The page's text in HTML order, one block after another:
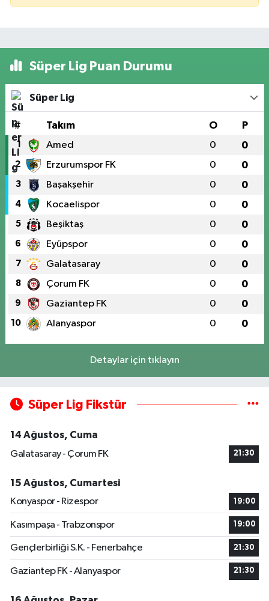
Süper Lig Puan Durumu
Süper Lig
# Takım O P
1 Amed 0 0
2 Erzurumspor FK 0 0
3 Başakşehir 0 0
4 Kocaelispor 0 0
5 Beşiktaş 0 0
6 Eyüpspor 0 0
7 Galatasaray 0 0
8 Çorum FK 0 0
9 Gaziantep FK 0 0
10 Alanyaspor 0 0
Detaylar için tıklayın
Süper Lig Fikstür
14 Ağustos, Cuma
Galatasaray - Çorum FK
21:30
15 Ağustos, Cumartesi
Konyaspor - Rizespor
19:00
Kasımpaşa - Trabzonspor 19:00
Gençlerbirliği S.K. - Fenerbahçe 21:30
Gaziantep FK - Alanyaspor 21:30